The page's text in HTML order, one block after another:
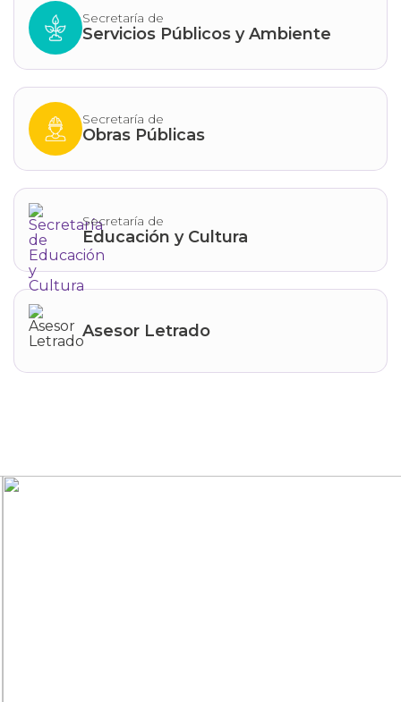
Secretaría de
Servicios Públicos y Ambiente
Secretaría de
Obras Públicas
Secretaría de
Educación y Cultura
Asesor Letrado